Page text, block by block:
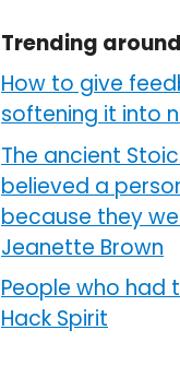
Trending
How to give
softening it into
The ancient
believed a
because they
Jeanette Brown
People who had
Hack Spirit